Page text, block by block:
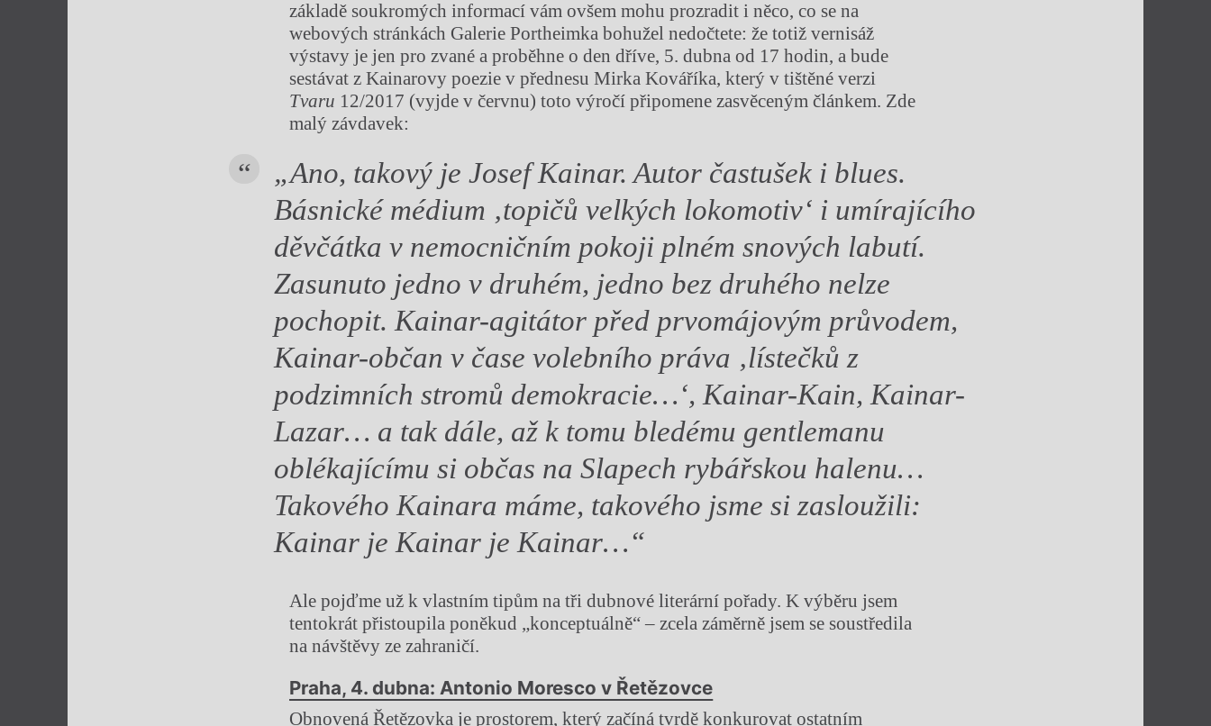
základě soukromých informací vám ovšem mohu prozradit i něco, co se na
webových stránkách Galerie Portheimka bohužel nedočtete: že totiž vernisáž
výstavy je jen pro zvané a proběhne o den dříve, 5. dubna od 17 hodin, a bude
sestávat z Kainarovy poezie v přednesu Mirka Kováříka, který v tištěné verzi
Tvaru 12/2017 (vyjde v červnu) toto výročí připomene zasvěceným článkem. Zde
malý závdavek:
„Ano, takový je Josef Kainar. Autor častušek i blues.
Básnické médium ‚topičů velkých lokomotiv‘ i umírajícího
děvčátka v nemocničním pokoji plném snových labutí.
Zasunuto jedno v druhém, jedno bez druhého nelze
pochopit. Kainar-agitátor před prvomájovým průvodem,
Kainar-občan v čase volebního práva ‚lístečků z
podzimních stromů demokracie…‘, Kainar-Kain, Kainar-
Lazar… a tak dále, až k tomu bledému gentlemanu
oblékajícímu si občas na Slapech rybářskou halenu…
Takového Kainara máme, takového jsme si zasloužili:
Kainar je Kainar je Kainar…“
Ale pojďme už k vlastním tipům na tři dubnové literární pořady. K výběru jsem
tentokrát přistoupila poněkud „konceptuálně“ – zcela záměrně jsem se soustředila
na návštěvy ze zahraničí.
Praha, 4. dubna: Antonio Moresco v Řetězovce
Obnovená Řetězovka je prostorem, který začíná tvrdě konkurovat ostatním